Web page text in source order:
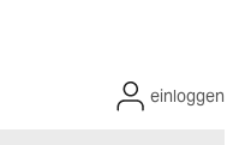
einloggen